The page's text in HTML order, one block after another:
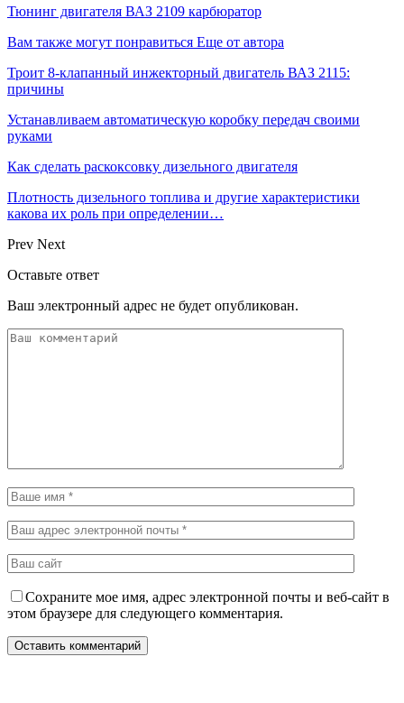
Тюнинг двигателя ВАЗ 2109 карбюратор
Вам также могут понравиться Еще от автора
Троит 8-клапанный инжекторный двигатель ВАЗ 2115:
причины
Устанавливаем автоматическую коробку передач своими
руками
Как сделать раскоксовку дизельного двигателя
Плотность дизельного топлива и другие характеристики
какова их роль при определении…
Prev Next
Оставьте ответ
Ваш электронный адрес не будет опубликован.
Сохраните мое имя, адрес электронной почты и веб-сайт в
этом браузере для следующего комментария.